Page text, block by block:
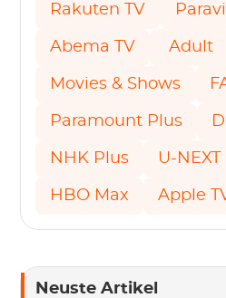
Rakuten TV Paravi
Abema TV Adult
Movies & Shows
Paramount Plus
NHK Plus U-NEXT
HBO Max Apple
Neuste Artikel